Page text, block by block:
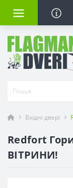
Вхідні двері
Redfort
ВІТРИНИ!